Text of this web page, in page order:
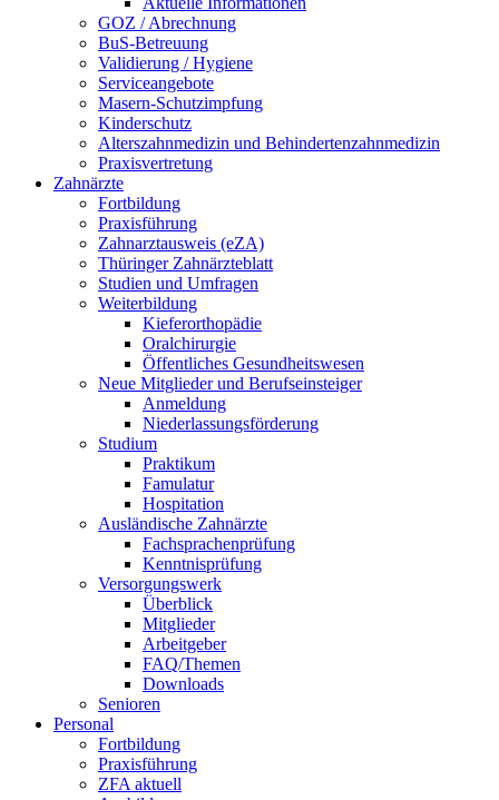
GOZ / Abrechnung
BuS-Betreuung
Validierung / Hygiene
Serviceangebote
Masern-Schutzimpfung
Kinderschutz
Alterszahnmedizin und Behindertenzahnmedizin
Praxisvertretung
Zahnärzte
Fortbildung
Praxisführung
Zahnarztausweis (eZA)
Thüringer Zahnärzteblatt
Studien und Umfragen
Weiterbildung
Kieferorthopädie
Oralchirurgie
Öffentliches Gesundheitswesen
Neue Mitglieder und Berufseinsteiger
Anmeldung
Niederlassungsförderung
Studium
Praktikum
Famulatur
Hospitation
Ausländische Zahnärzte
Fachsprachenprüfung
Kenntnisprüfung
Versorgungswerk
Überblick
Mitglieder
Arbeitgeber
FAQ/Themen
Downloads
Senioren
Personal
Fortbildung
Praxisführung
ZFA aktuell